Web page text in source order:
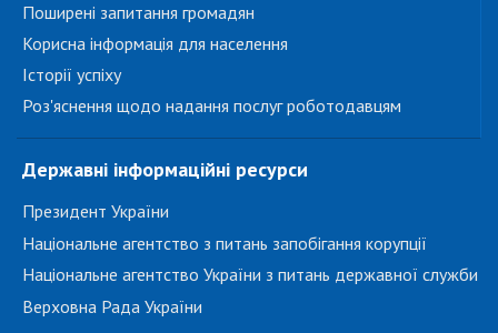
Поширені запитання громадян
Корисна інформація для населення
Історії успіху
Роз'яснення щодо надання послуг роботодавцям
Державні інформаційні ресурси
Президент України
Національне агентство з питань запобігання корупції
Національне агентство України з питань державної служби
Верховна Рада України